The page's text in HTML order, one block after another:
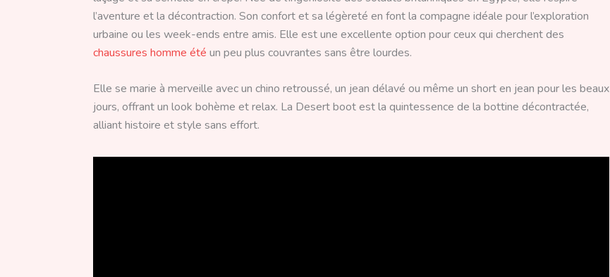
l’aventure et la décontraction. Son confort et sa légèreté en font la compagne idéale pour l’exploration
urbaine ou les week-ends entre amis. Elle est une excellente option pour ceux qui cherchent des
chaussures homme été un peu plus couvrantes sans être lourdes.
Elle se marie à merveille avec un chino retroussé, un jean délavé ou même un short en jean pour les beaux
jours, offrant un look bohème et relax. La Desert boot est la quintessence de la bottine décontractée,
alliant histoire et style sans effort.